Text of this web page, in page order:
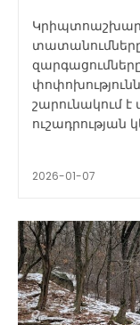
զարգացումները Շուկայի դինամիկան և
փոփոխությունները
շարունակում
ուշադրության
2026-01-07